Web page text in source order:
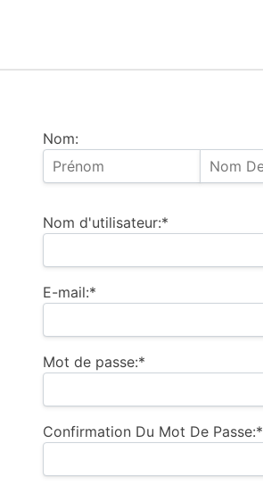
Nom:
Nom d'utilisateur:*
E-mail:*
Mot de passe:*
Confirmation Du Mot De Passe:*